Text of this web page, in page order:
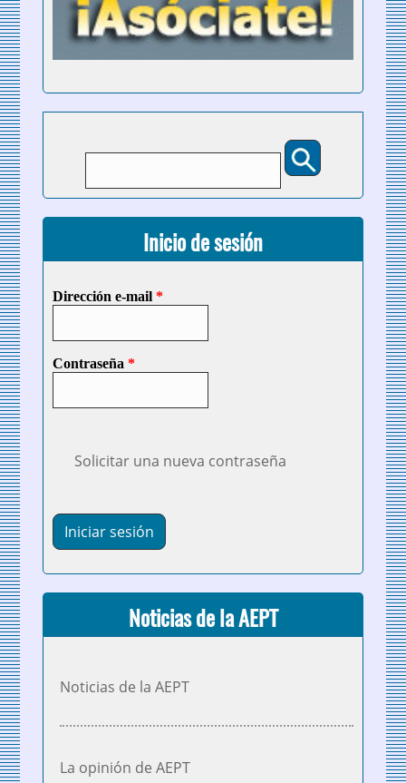
Inicio de sesión
Dirección e-mail *
Contraseña *
Solicitar una nueva contraseña
Noticias de la AEPT
Noticias de la AEPT
La opinión de AEPT